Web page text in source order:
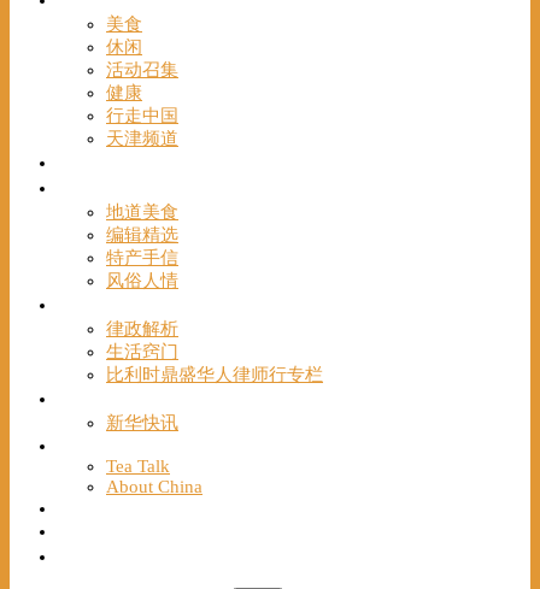
美食
休闲
活动召集
健康
行走中国
天津频道
地道美食
编辑精选
特产手信
风俗人情
律政解析
生活窍门
比利时鼎盛华人律师行专栏
新华快讯
Tea Talk
About China